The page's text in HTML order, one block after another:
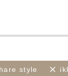
style